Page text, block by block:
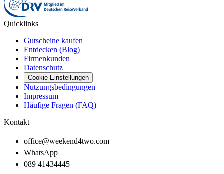
Quicklinks
Gutscheine kaufen
Entdecken (Blog)
Firmenkunden
Datenschutz
Cookie-Einstellungen
Nutzungsbedingungen
Impressum
Häufige Fragen (FAQ)
Kontakt
office@weekend4two.com
WhatsApp
089 41434445